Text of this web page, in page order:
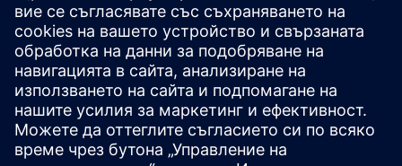
ресурси
Повече информация за практиката на SoftServe с нисък
код
Връзка за контакт SoftServe
Предпоставки